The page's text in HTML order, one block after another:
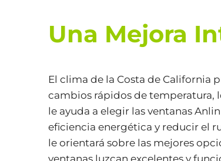
Una Mejora
El clima de la Costa de California
cambios rápidos de temperatura,
le ayuda a elegir las ventanas
eficiencia energética y reducir el
le orientará sobre las mejores
ventanas luzcan excelentes y